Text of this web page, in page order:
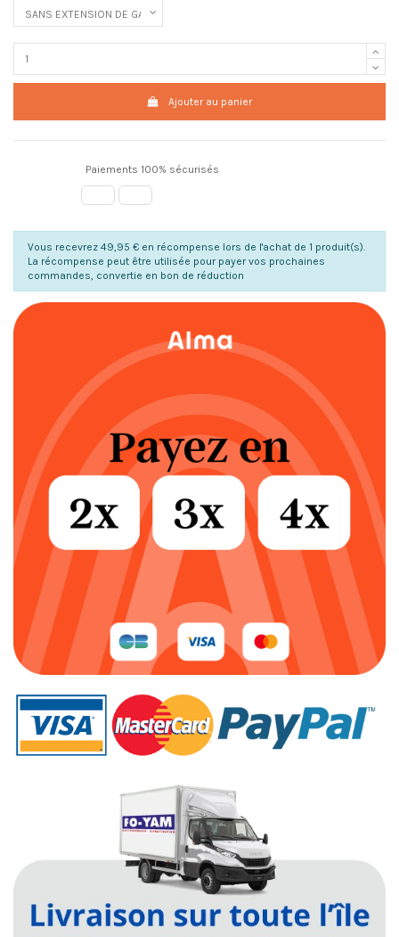
Ajouter au panier
Paiements 100% sécurisés
Vous recevrez 49,95 € en récompense lors de l'achat de 1 produit(s).
La récompense peut être utilisée pour payer vos prochaines
commandes, convertie en bon de réduction